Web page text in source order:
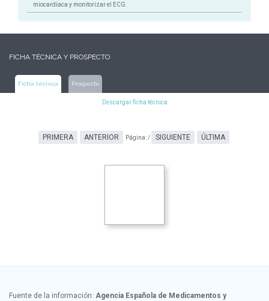
miocardíaca y monitorizar el ECG.
FICHA TÉCNICA Y PROSPECTO
Ficha técnica Prospecto
Descargar ficha técnica
PRIMERA ANTERIOR Página:/ SIGUIENTE ÚLTIMA
Fuente de la información: Agencia Española de Medicamentos y